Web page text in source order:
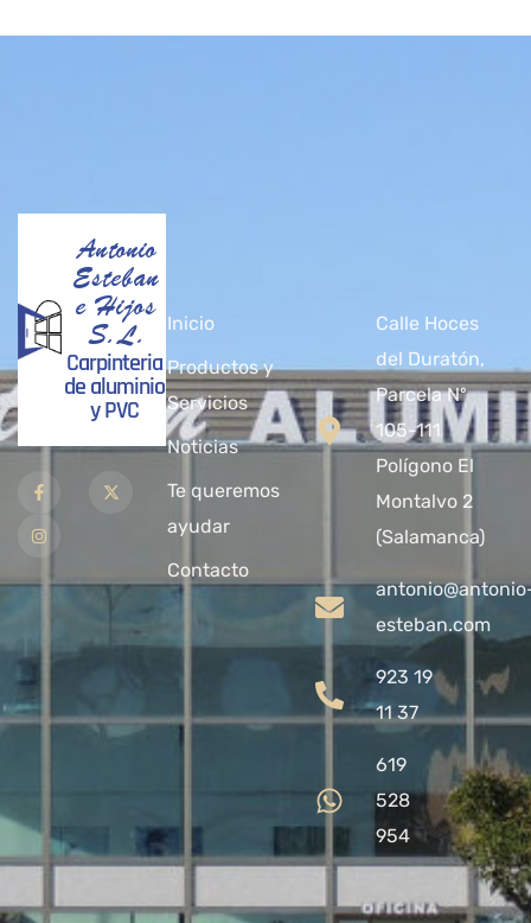
Antonio
Esteban
e Hijos
S.L.
Carpinteria
de aluminio
y PVC
Inicio
Productos y
Servicios
Noticias
Te queremos
ayudar
Contacto
Calle Hoces
del Duratón,
Parcela Nº
105-111
Polígono El
Montalvo 2
(Salamanca)
esteban.com
923 19
11 37
619
528
954